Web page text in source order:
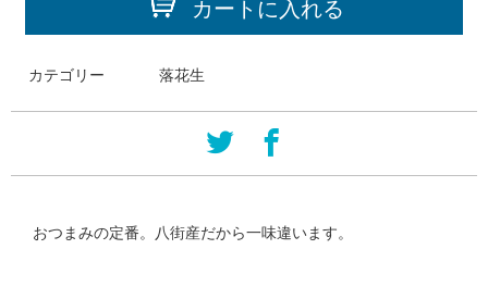
カートに入れる
カテゴリー 落花生
おつまみの定番。八街産だから一味違います。